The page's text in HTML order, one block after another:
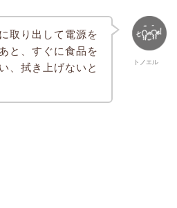
トノエル
取り出して電源を
と、すぐに食品を
、拭き上げないと